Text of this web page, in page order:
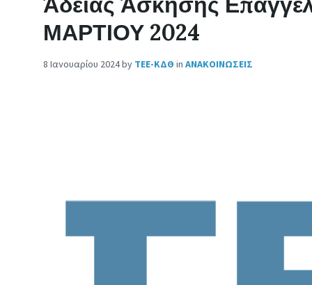
ΜΑΡΤΙΟΥ 2024
8 Ιανουαρίου 2024by ΤΕΕ-ΚΔΘ in ΑΝΑΚΟΙΝΩΣΕΙΣ